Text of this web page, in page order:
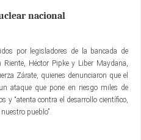
nacional
por legisladores de la bancada de
Héctor Pipke y Liber Maydana,
Zárate, quienes denunciaron que el
ataque que pone en riesgo miles de
y “atenta contra el desarrollo científico,
pueblo”.